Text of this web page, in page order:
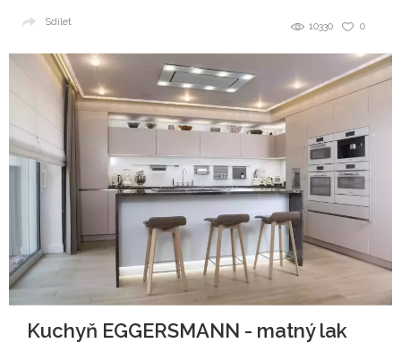
0
10330
Sdílet
Kuchyň EGGERSMANN - matný lak